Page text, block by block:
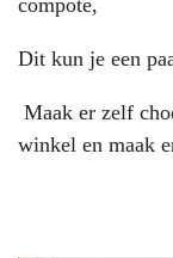
Dit kun je een
Maak er zelf
winkel en maak